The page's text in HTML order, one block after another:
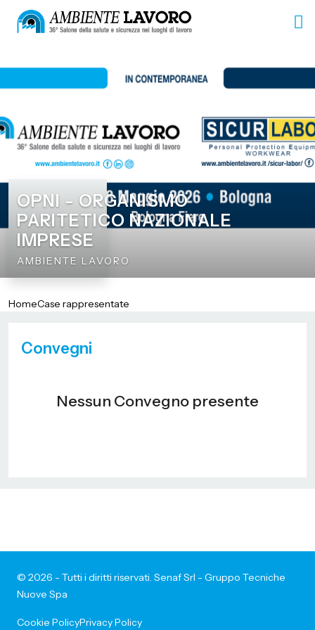
OPNI - ORGANISMO
PARITETICO NAZIONALE
IMPRESE
AMBIENTE LAVORO
HomeCase rappresentate
Convegni
Nessun Convegno presente
© 2026 - Tutti i diritti riservati. Senaf Srl - Gruppo Tecniche
Nuove Spa
Cookie PolicyPrivacy Policy